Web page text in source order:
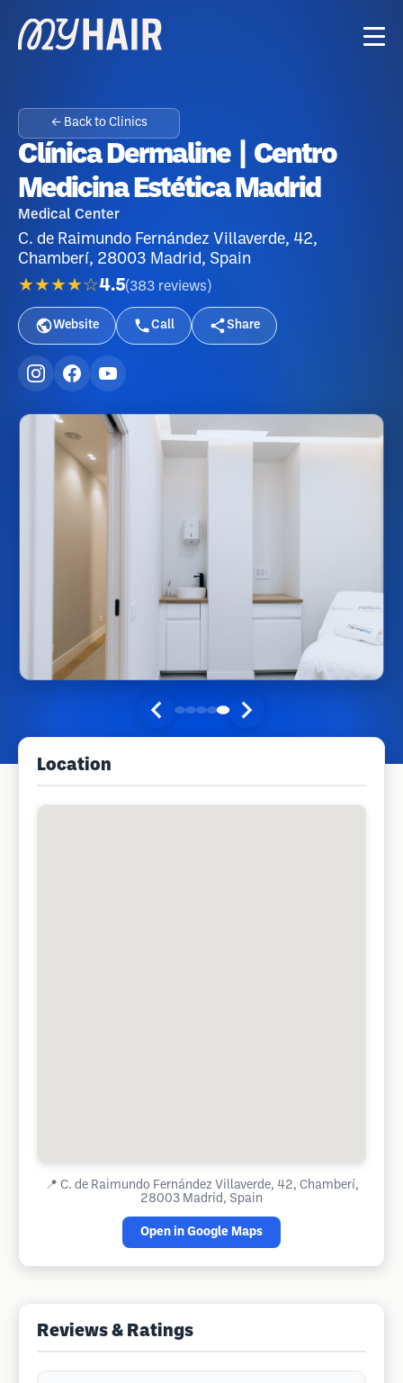
← Back to Clinics
Clínica Dermaline | Centro
Medicina Estética Madrid
Medical Center
C. de Raimundo Fernández Villaverde, 42,
Chamberí, 28003 Madrid, Spain
★★★★☆4.5(383 reviews )
Website Call Share
Location
📍 C. de Raimundo Fernández Villaverde, 42, Chamberí,
28003 Madrid, Spain
Open in Google Maps
Reviews & Ratings